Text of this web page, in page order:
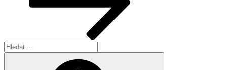
Hledat: